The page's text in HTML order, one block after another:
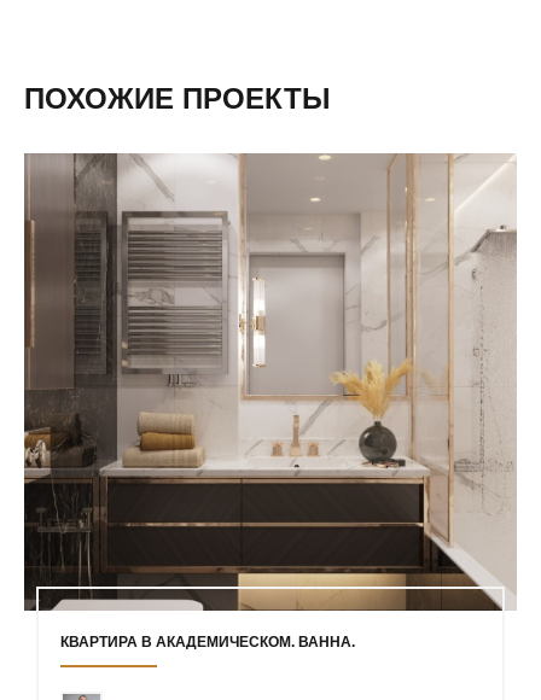
ПОХОЖИЕ ПРОЕКТЫ
КВАРТИРА В АКАДЕМИЧЕСКОМ. ВАННА.